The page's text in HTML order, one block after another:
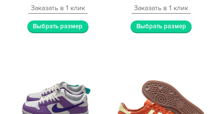
Заказать в 1 клик
Выбрать размер
Заказать в 1 клик
Выбрать размер